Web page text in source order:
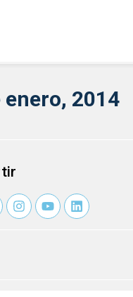
enero, 2014